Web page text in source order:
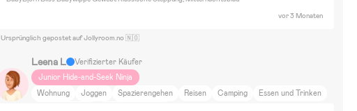
vor 3 Monaten
Ursprünglich gepostet auf Jollyroom.no 🇳🇴
Leena L
Verifizierter Käufer
Junior Hide-and-Seek Ninja
Wohnung
Joggen Spazierengehen Reisen Camping
Essen und Trinken